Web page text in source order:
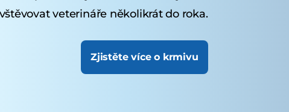
veterináře několikrát do roka.
Zjistěte více o krmivu